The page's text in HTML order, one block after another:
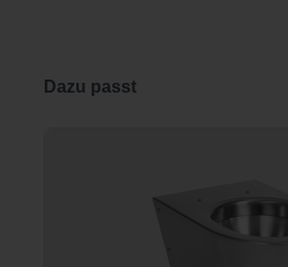
Produktgalerie überspringen
Dazu passt